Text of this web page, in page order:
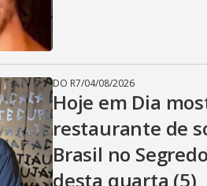
DO R7/04/08/2026
Hoje em Dia
restaurante de
Brasil no
desta quarta (5)